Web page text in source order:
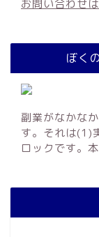
お問い合わせ
ぼく
副業がなかな
す。それは(1)
ロックです。